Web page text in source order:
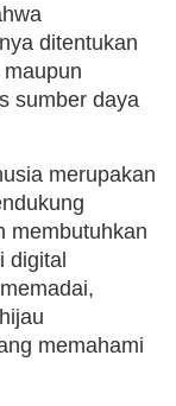
ditentukan
sumber daya
merupakan
membutuhkan
digital
memahami